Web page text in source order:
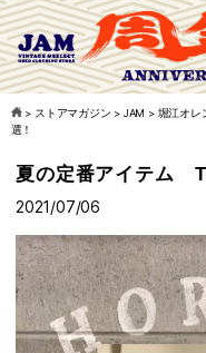
> ストアマガジン > JAM > 堀江オレ
選！
夏の定番アイテム T
2021/07/06